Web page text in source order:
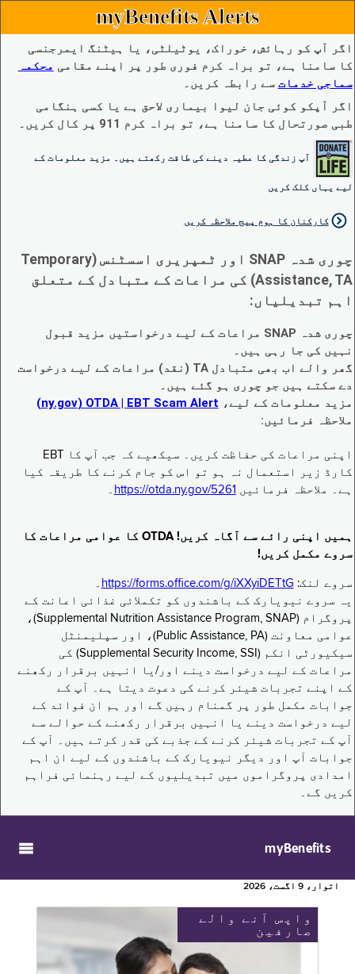
myBenefits Alerts
اگر آپ کو رہائش، خوراک، یوٹیلٹی، یا ہیٹنگ ایمرجنسی
کا سامنا ہے، تو براہ کرم فوری طور پر اپنے مقامی محکمہ
سماجی خدمات سے رابطہ کریں۔
اگر آپکو کوئی جان لیوا بیماری لاحق ہے یا کسی ہنگامی
طبی صورتحال کا سامنا ہے، تو براہ کرم 911 پر کال کریں۔
آپ زندگی کا عطیہ دینے کی طاقت رکھتے ہیں۔ مزید معلومات کے
لیے یہاں کلک کریں
کارکنان کا ہوم پیج ملاحظہ کریں
چوری شدہ SNAP اور ٹمپریری اسسٹنس (Temporary
Assistance, TA) کی مراعات کے متبادل کے متعلق
اہم تبدیلیاں:
چوری شدہ SNAP مراعات کے لیے درخواستیں مزید قبول
نہیں کی جا رہی ہیں۔
گھر والے اب بھی متبادل TA (نقد) مراعات کے لیے درخواست
دے سکتے ہیں جو چوری ہو گئے ہیں۔
مزید معلومات کے لیے، EBT Scam Alert ‏| OTDA ‏(ny.gov)
ملاحظہ فرمائیں:
اپنی مراعات کی حفاظت کریں۔ سیکھیے کہ جب آپ کا EBT
کارڈ زیر استعمال نہ ہو تو اس کو جام کرنے کا طریقہ کیا
ہے۔ ملاحظہ فرمائیں https://otda.ny.gov/5261 ۔
ہمیں اپنی رائے سے آگاہ کریں! OTDA کا عوامی مراعات کا
سروے مکمل کریں!
سروے لنک: https://forms.office.com/g/iXXyiDETtG ۔
یہ سروے نیویارک کے باشندوں کو تکملائی غذائی اعانت کے
پروگرام (Supplemental Nutrition Assistance Program, SNAP)،
عوامی معاونت (Public Assistance, PA)، اور سپلیمنٹل
سیکیورٹی انکم (Supplemental Security Income, SSI) کی
مراعات کے لیے درخواست دینے اور/یا انہیں برقرار رکھنے
کے اپنے تجربات شیئر کرنے کی دعوت دیتا ہے۔ آپ کے
جوابات مکمل طور پر گمنام رہیں گے اور ہم ان فوائد کے
لیے درخواست دینے یا انہیں برقرار رکھنے کے حوالے سے
آپ کے تجربات شیئر کرنے کے جذبے کی قدر کرتے ہیں۔ آپ کے
جوابات آپ اور دیگر نیویارک کے باشندوں کے لیے ان اہم
امدادی پروگراموں میں تبدیلیوں کے لیے رہنمائی فراہم
کریں گے۔
myBenefits
اتوار، 9 اگست، 2026
واپس آنے والے
صارفین